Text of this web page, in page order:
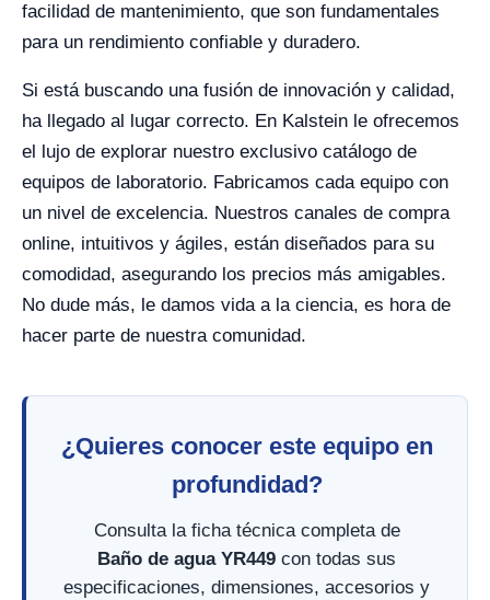
facilidad de mantenimiento, que son fundamentales
para un rendimiento confiable y duradero.
Si está buscando una fusión de innovación y calidad,
ha llegado al lugar correcto. En Kalstein le ofrecemos
el lujo de explorar nuestro exclusivo catálogo de
equipos de laboratorio. Fabricamos cada equipo con
un nivel de excelencia. Nuestros canales de compra
online, intuitivos y ágiles, están diseñados para su
comodidad, asegurando los precios más amigables.
No dude más, le damos vida a la ciencia, es hora de
hacer parte de nuestra comunidad.
¿Quieres conocer este equipo en
profundidad?
Consulta la ficha técnica completa de
Baño de agua YR449 con todas sus
especificaciones, dimensiones, accesorios y